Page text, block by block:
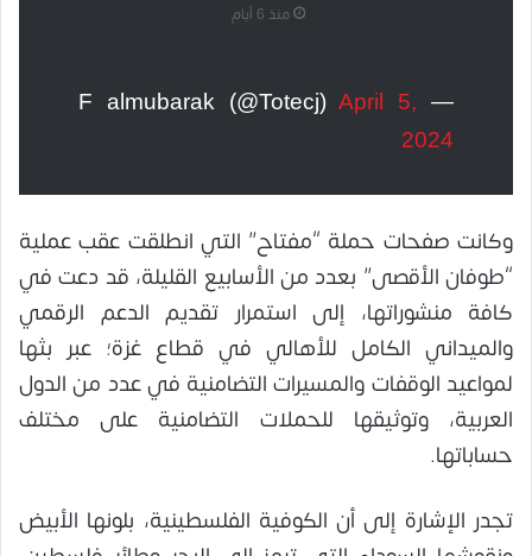
منذ 6 أيام
— F almubarak (@Totecj)
April 5,
2024
وكانت صفحات حملة “مفتاح” التي انطلقت عقب عملية
“طوفان الأقصى” بعدد من الأسابيع القليلة، قد دعت في
كافة منشوراتها، إلى استمرار تقديم الدعم الرقمي
والميداني الكامل للأهالي في قطاع غزة؛ عبر بثها
لمواعيد الوقفات والمسيرات التضامنية في عدد من الدول
العربية، وتوثيقها للحملات التضامنية على مختلف
حساباتها.
تجدر الإشارة إلى أن الكوفية الفلسطينية، بلونها الأبيض